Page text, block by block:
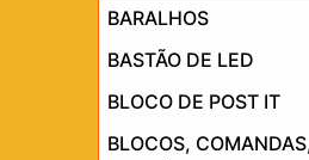
BARALHOS
BASTÃO DE LED
BLOCO DE POST IT
BLOCOS,